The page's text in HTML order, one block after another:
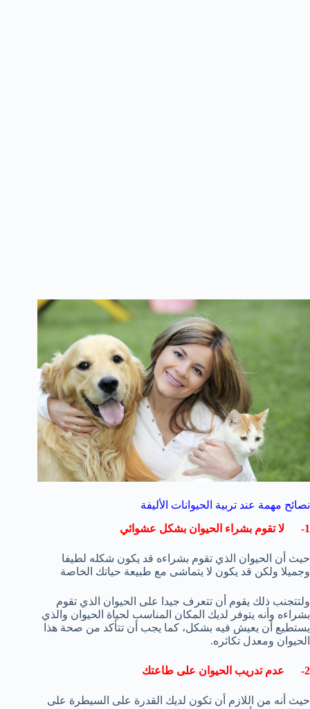
نصائح مهمة عند تربية الحيوانات الأليفة
1- لا تقوم بشراء الحيوان بشكل عشوائي
حيث أن الحيوان الذي تقوم بشراءه قد يكون شكله لطيفا
وجميلا ولكن قد يكون لا يتماشى مع طبيعة حياتك الخاصة
ولتتجنب ذلك يقوم أن تتعرف جيدا على الحيوان الذي تقوم
بشراءه وأنه يتوفر لديك المكان المناسب لحياة الحيوان والذي
يستطيع أن يعيش فيه بشكل، كما يجب أن تتأكد من صحة هذا
الحيوان ومعدل تكاثره.
2- عدم تدريب الحيوان على طاعتك
حيث أنه من اللازم أن تكون لديك القدرة على السيطرة على